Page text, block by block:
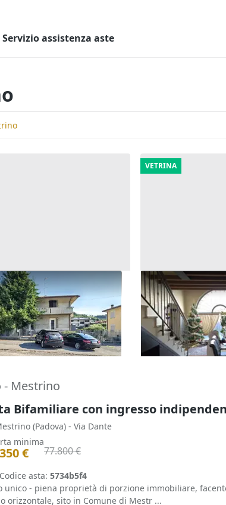
Servizio assistenza aste
indipendente con corte
Mossano (Vicenza)
€
VETRINA
Asta Alloggio
giardinetto e
Arzignano
80.160 €
17/09/2026
- Mestrino
Bifamiliare con ingresso
(Padova) - Via Dante
minima
€ 77.800 €
Codice asta: 5734b5f4
unico - piena proprietà di porzione immobiliare,
orizzontale, sito in Comune di Mestr ...